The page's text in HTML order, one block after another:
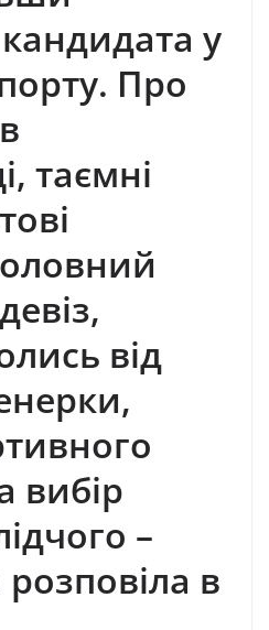
у
Про
таємні
від
вибір
–
в